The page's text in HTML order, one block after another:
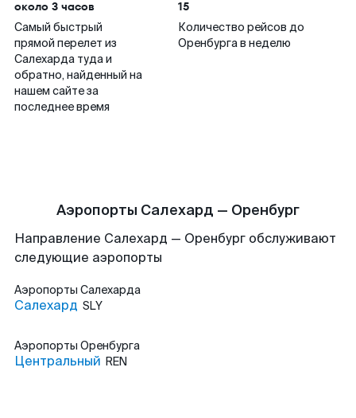
около 3 часов
Самый быстрый
прямой перелет из
Салехарда туда и
обратно, найденный на
нашем сайте за
последнее время
15
Количество рейсов до
Оренбурга в неделю
Аэропорты Салехард — Оренбург
Направление Салехард — Оренбург обслуживают
следующие аэропорты
Аэропорты Салехарда
Салехард SLY
Аэропорты Оренбурга
Центральный REN